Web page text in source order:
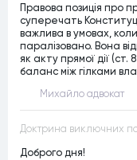
Правова позиція про
суперечать
важлива в умовах,
паралізовано. Вона
як акту прямої дії (ст.
баланс між гілками
Михайло адвокат
Доброго дня!